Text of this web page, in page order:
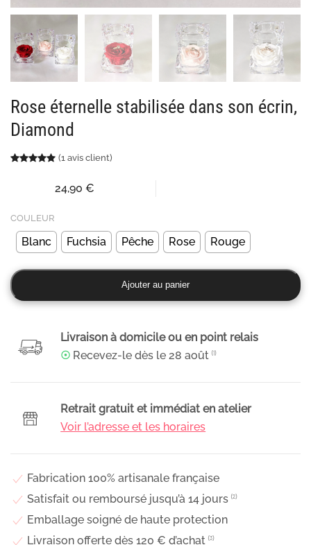
Rose éternelle stabilisée dans son écrin,
Diamond
Noté5.00sur 5 basé sur
1(1 avis client)
24,90 €
COULEUR
Blanc Fuchsia Pêche Rose Rouge
quantité
de
stabilisée
Diamond
Ajouter au panier
Livraison à domicile ou en point relais
☉ Recevez-le dès le28 août ⁽¹⁾
Retrait gratuit et immédiat en atelier
Voir l’adresse et les horaires
Fabrication 100% artisanale française
Satisfait ou remboursé jusqu’à 14 jours ⁽²⁾
Emballage soigné de haute protection
Livraison offerte dès 120 € d’achat ⁽³⁾